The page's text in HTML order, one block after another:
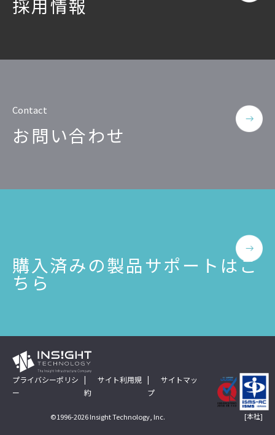
データ利活用コンサルティング・データ統合コンサ
データベース移行
データ分析基盤構築
データ可視化
フリーテキストマスキ
レプリケーション
仮想環境（VMware）
Dbvisit StandbyMP
採用情報
Contact
お問い合わせ
購入済みの製品サポートはこ
ちら
プライバシーポリシ
ー
サイト利用規
約
サイトマッ
プ
©1996-2026 Insight Technology, Inc. [本社]